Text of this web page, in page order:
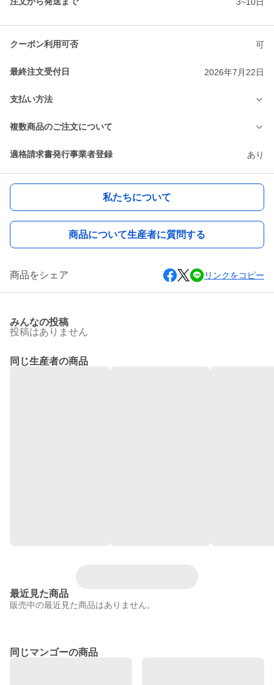
クーポン利用可否 可
最終注文受付日 2026年7月22日
支払い方法
複数商品のご注文について
適格請求書発行事業者登録 あり
私たちについて
商品について生産者に質問する
商品をシェア リンクをコピー
みんなの投稿
投稿はありません
同じ生産者の商品
最近見た商品
販売中の最近見た商品はありません。
同じマンゴーの商品